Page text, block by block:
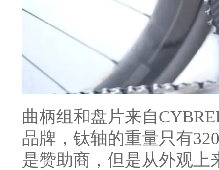
曲柄组和盘片来自
品牌，钛轴的重量只有
是赞助商，但是从外观上